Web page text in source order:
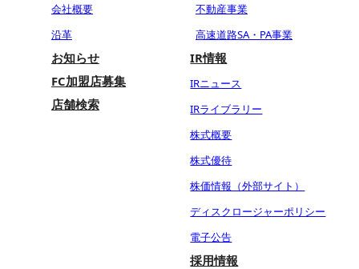
会社概要
沿革
不動産事業
高速道路SA・PA事業
お知らせ
FC加盟店募集
店舗検索
IR情報
IRニュース
IRライブラリー
株式概要
株式優待
株価情報（外部サイト）
ディスクロージャーポリシー
電子公告
採用情報